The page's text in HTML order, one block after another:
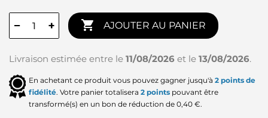
− +  AJOUTER AU PANIER
Livraison estimée entre le 11/08/2026 et le 13/08/2026.
En achetant ce produit vous pouvez gagner jusqu'à 2 points de
fidélité. Votre panier totalisera 2 points pouvant être
transformé(s) en un bon de réduction de 0,40 €.